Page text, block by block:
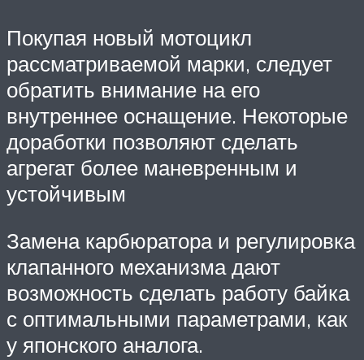
Покупая новый мотоцикл
рассматриваемой марки, следует
обратить внимание на его
внутреннее оснащение. Некоторые
доработки позволяют сделать
агрегат более маневренным и
устойчивым
Замена карбюратора и регулировка
клапанного механизма дают
возможность сделать работу байка
с оптимальными параметрами, как
у японского аналога.